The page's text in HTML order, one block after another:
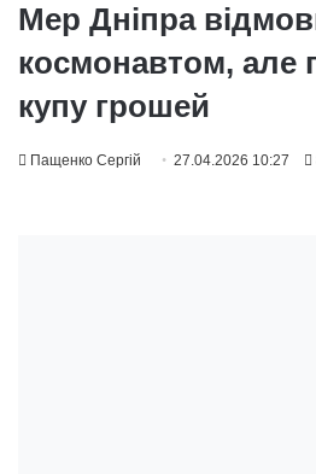
Мер Дніпра
космонавтом, але
купу грошей
Пащенко Сергій 27.04.2026 10:27